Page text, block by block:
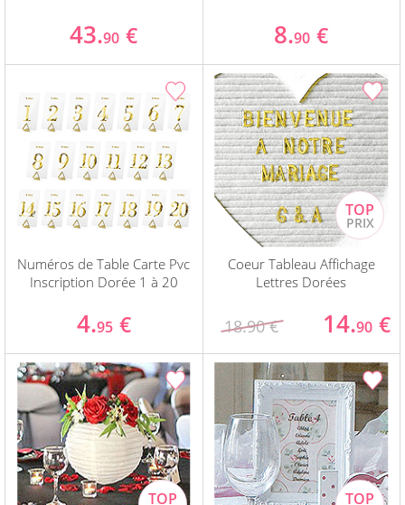
43.90 € 8.90 €
Numéros de Table Carte Pvc
Inscription Dorée 1 à 20
4.95 €
Coeur Tableau Affichage
Lettres Dorées
18.90 € 14.90 €